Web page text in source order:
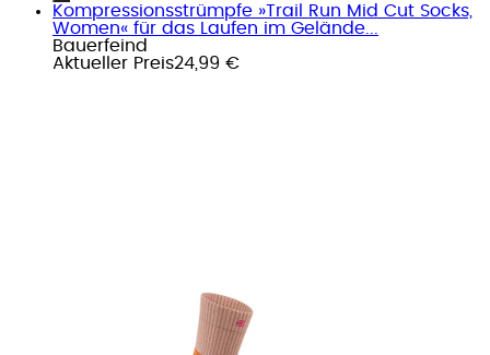
Kompressionsstrümpfe »Trail Run Mid Cut Socks,
Women« für das Laufen im Gelände...
Bauerfeind
Aktueller Preis24,99 €